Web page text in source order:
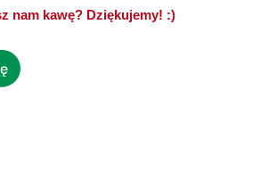
nam kawę? Dziękujemy! :)